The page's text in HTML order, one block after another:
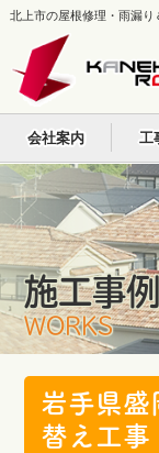
北上市の屋根修理・雨漏り
会社案内 工
施工事
WORKS
岩手県
替え工事